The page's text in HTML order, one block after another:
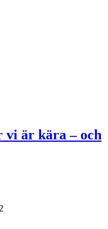
vi är kära – och